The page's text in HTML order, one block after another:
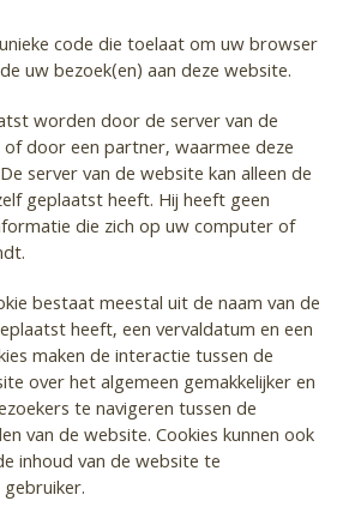
code die toelaat om uw browser
uw bezoek(en) aan deze website.
worden door de server van de
door een partner, waarmee deze
server van de website kan alleen de
geplaatst heeft. Hij heeft geen
die zich op uw computer of
bestaat meestal uit de naam van de
heeft, een vervaldatum en een
maken de interactie tussen de
over het algemeen gemakkelijker en
te navigeren tussen de
van de website. Cookies kunnen ook
inhoud van de website te